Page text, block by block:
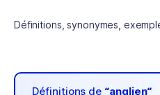
Définitions, synonymes,
Définitions de “anglien“